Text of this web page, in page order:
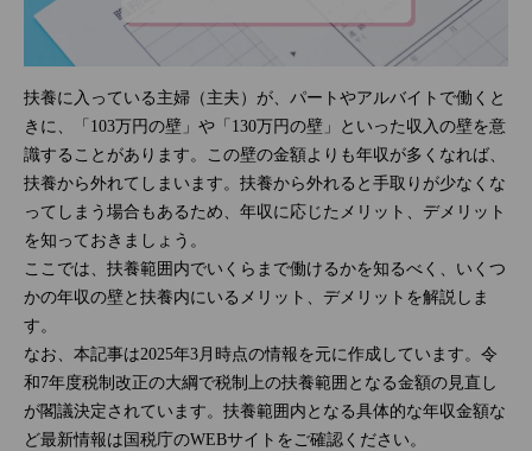
扶養に入っている主婦（主夫）が、パートやアルバイトで働くと
きに、「103万円の壁」や「130万円の壁」といった収入の壁を意
識することがあります。この壁の金額よりも年収が多くなれば、
扶養から外れてしまいます。扶養から外れると手取りが少なくな
ってしまう場合もあるため、年収に応じたメリット、デメリット
を知っておきましょう。
ここでは、扶養範囲内でいくらまで働けるかを知るべく、いくつ
かの年収の壁と扶養内にいるメリット、デメリットを解説しま
す。
なお、本記事は2025年3月時点の情報を元に作成しています。令
和7年度税制改正の大綱で税制上の扶養範囲となる金額の見直し
が閣議決定されています。扶養範囲内となる具体的な年収金額な
ど最新情報は国税庁のWEBサイトをご確認ください。